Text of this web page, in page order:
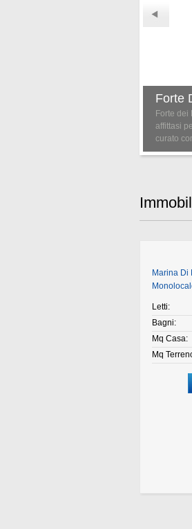
Forte
Forte dei
affittasi
curato
Marina Di
Letti:
Bagni:
Mq Casa:
Mq